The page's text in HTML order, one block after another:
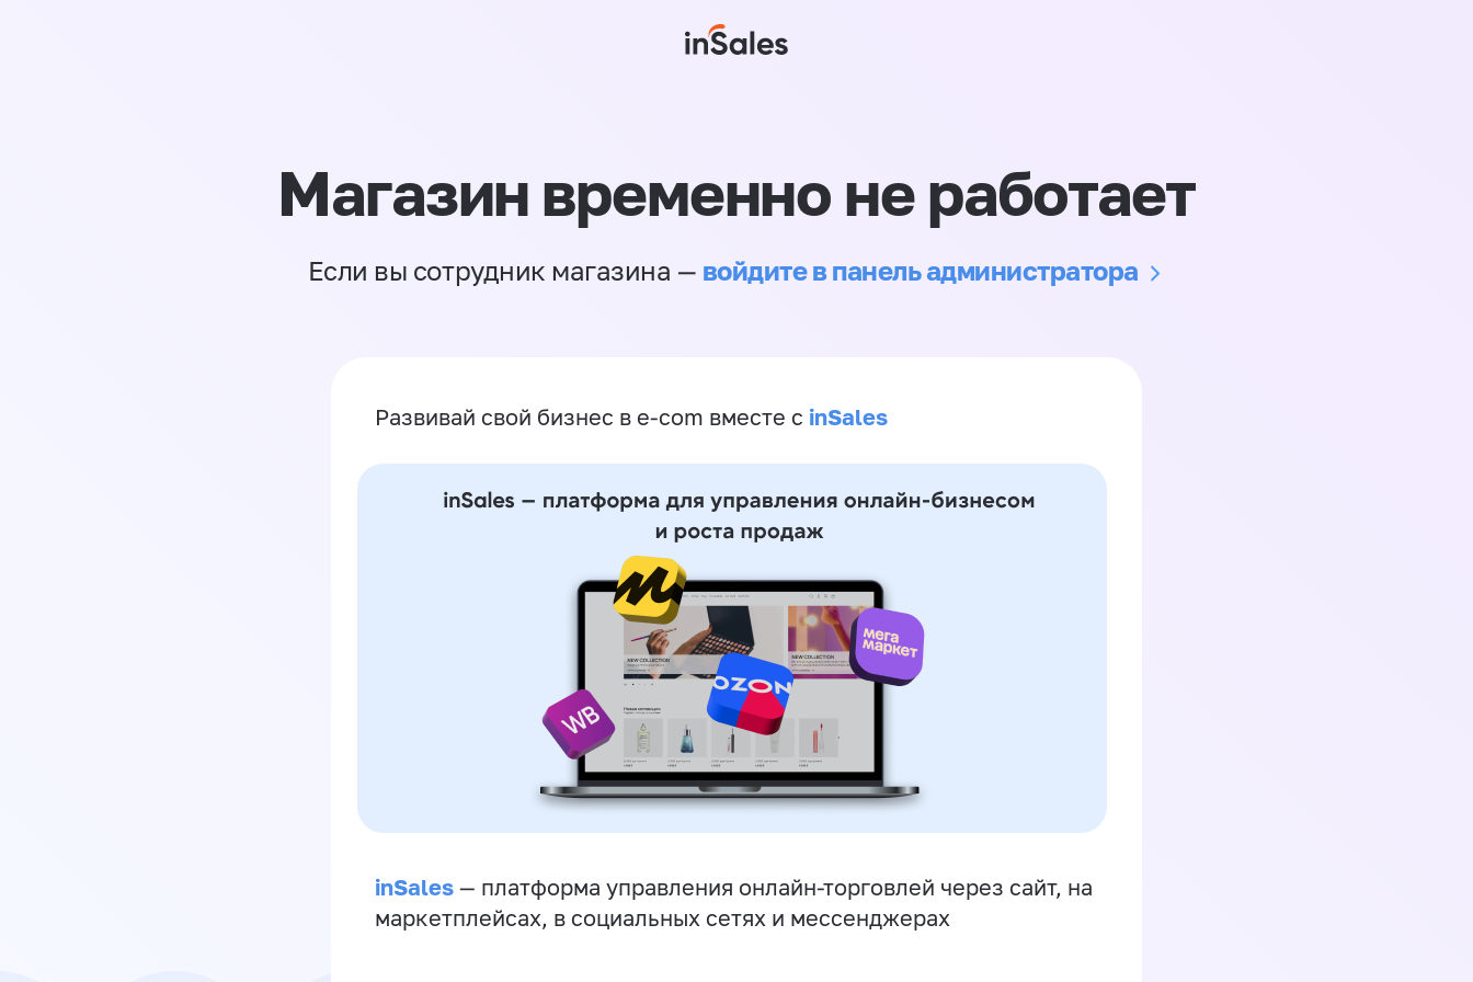
Магазин временно не работает
Если вы сотрудник магазина — войдите в панель администратора
Развивай свой бизнес в e-com вместе с inSales
inSales — платформа управления онлайн-торговлей через сайт, на
маркетплейсах, в социальных сетях и мессенджерах